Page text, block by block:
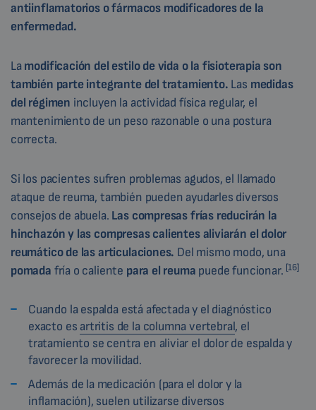
antiinflamatorios o fármacos modificadores de la
enfermedad.
Lamodificación del estilo de vida o la fisioterapia son
también parte integrante del tratamiento. Las medidas
del régimen incluyen la actividad física regular, el
mantenimiento de un peso razonable o una postura
correcta.
Si los pacientes sufren problemas agudos, el llamado
ataque de reuma, también pueden ayudarles diversos
consejos de abuela. Las compresas frías reducirán la
hinchazón y las compresas calientes aliviarán el dolor
reumático de las articulaciones. Del mismo modo, una
pomada fría o caliente para el reuma puede funcionar. [16]
Cuando la espalda está afectada y el diagnóstico
exacto es artritis de la columna vertebral, el
tratamiento se centra en aliviar el dolor de espalda y
favorecer la movilidad.
Además de la medicación (para el dolor y la
inflamación), suelen utilizarse diversos